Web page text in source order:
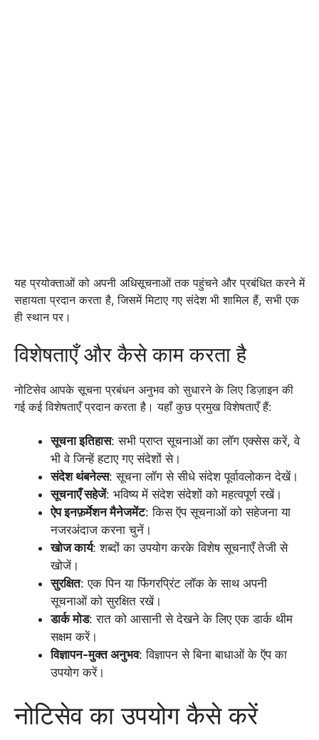
यह प्रयोक्ताओं को अपनी अधिसूचनाओं तक पहुंचने और प्रबंधित करने में
सहायता प्रदान करता है, जिसमें मिटाए गए संदेश भी शामिल हैं, सभी एक
ही स्थान पर।
विशेषताएँ और कैसे काम करता है
नोटिसेव आपके सूचना प्रबंधन अनुभव को सुधारने के लिए डिज़ाइन की
गई कई विशेषताएँ प्रदान करता है। यहाँ कुछ प्रमुख विशेषताएँ हैं:
सूचना इतिहास: सभी प्राप्त सूचनाओं का लॉग एक्सेस करें, वे
भी वे जिन्हें हटाए गए संदेशों से।
संदेश थंबनेल्स: सूचना लॉग से सीधे संदेश पूर्वावलोकन देखें।
सूचनाएँ सहेजें: भविष्य में संदेश संदेशों को महत्वपूर्ण रखें।
ऐप इनफ़र्मेशन मैनेजमेंट: किस ऍप सूचनाओं को सहेजना या
नजरअंदाज करना चुनें।
खोज कार्य: शब्दों का उपयोग करके विशेष सूचनाएँ तेजी से
खोजें।
सुरक्षित: एक पिन या फिंगरप्रिंट लॉक के साथ अपनी
सूचनाओं को सुरक्षित रखें।
डार्क मोड: रात को आसानी से देखने के लिए एक डार्क थीम
सक्षम करें।
विज्ञापन-मुक्त अनुभव: विज्ञापन से बिना बाधाओं के ऍप का
उपयोग करें।
नोटिसेव का उपयोग कैसे करें